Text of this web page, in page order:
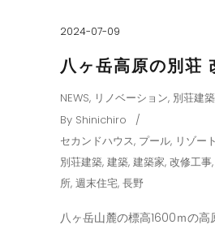
2024-07-09
八ヶ岳高原の別荘
NEWS, リノベーション, 別荘建築
By Shinichiro
セカンドハウス, プール, リゾー
別荘建築, 建築, 建築家, 改修工事,
所, 週末住宅, 長野
八ヶ岳山麓の標高1600ｍの